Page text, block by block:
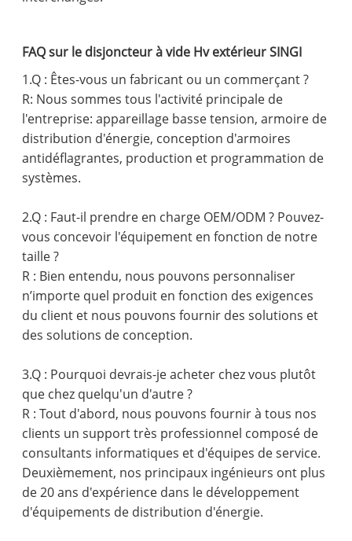
FAQ sur le disjoncteur à vide Hv extérieur SINGI
1.Q : Êtes-vous un fabricant ou un commerçant ?
R: Nous sommes tous l'activité principale de
l'entreprise: appareillage basse tension, armoire de
distribution d'énergie, conception d'armoires
antidéflagrantes, production et programmation de
systèmes.
2.Q : Faut-il prendre en charge OEM/ODM ? Pouvez-
vous concevoir l'équipement en fonction de notre
taille ?
R : Bien entendu, nous pouvons personnaliser
n’importe quel produit en fonction des exigences
du client et nous pouvons fournir des solutions et
des solutions de conception.
3.Q : Pourquoi devrais-je acheter chez vous plutôt
que chez quelqu'un d'autre ?
R : Tout d'abord, nous pouvons fournir à tous nos
clients un support très professionnel composé de
consultants informatiques et d'équipes de service.
Deuxièmement, nos principaux ingénieurs ont plus
de 20 ans d'expérience dans le développement
d'équipements de distribution d'énergie.